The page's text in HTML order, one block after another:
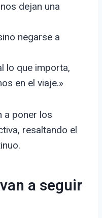
dejan una
negarse a
lo que importa,
en el viaje.»
a poner los
resaltando el
a seguir